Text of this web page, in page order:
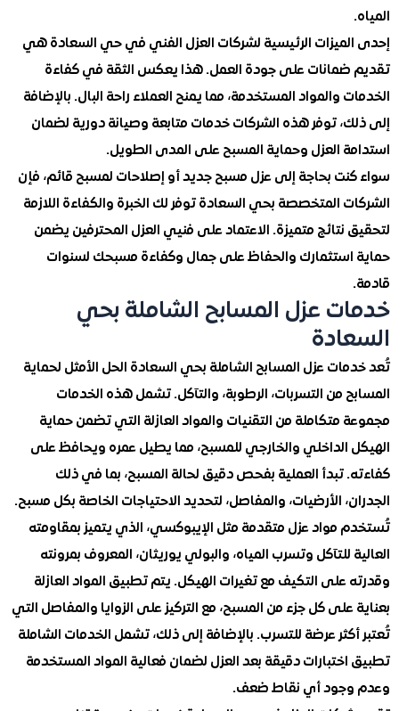
الرئيسية لشركات العزل الفني في حي السعادة هي
ضمانات على جودة العمل. هذا يعكس الثقة في كفاءة
والمواد المستخدمة، مما يمنح العملاء راحة البال. بالإضافة
توفر هذه الشركات خدمات متابعة وصيانة دورية لضمان
العزل وحماية المسبح على المدى الطويل.
بحاجة إلى عزل مسبح جديد أو إصلاحات لمسبح قائم، فإن
المتخصصة بحي السعادة توفر لك الخبرة والكفاءة اللازمة
نتائج متميزة. الاعتماد على فنيي العزل المحترفين يضمن
والحفاظ على جمال وكفاءة مسبحك لسنوات
عزل المسابح الشاملة بحي
عزل المسابح الشاملة بحي السعادة الحل الأمثل لحماية
من التسربات، الرطوبة، والتآكل. تشمل هذه الخدمات
متكاملة من التقنيات والمواد العازلة التي تضمن حماية
الداخلي والخارجي للمسبح، مما يطيل عمره ويحافظ على
تبدأ العملية بفحص دقيق لحالة المسبح، بما في ذلك
الأرضيات، والمفاصل، لتحديد الاحتياجات الخاصة بكل مسبح.
مواد عزل متقدمة مثل الإيبوكسي، الذي يتميز بمقاومته
للتآكل وتسرب المياه، والبولي يوريثان، المعروف بمرونته
على التكيف مع تغيرات الهيكل. يتم تطبيق المواد العازلة
على كل جزء من المسبح، مع التركيز على الزوايا والمفاصل التي
عرضة للتسرب. بالإضافة إلى ذلك، تشمل الخدمات الشاملة
دقيقة بعد العزل لضمان فعالية المواد المستخدمة
أي نقاط ضعف.